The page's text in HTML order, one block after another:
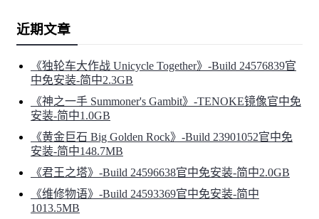
近期文章
《独轮车大作战 Unicycle Together》-Build 24576839官
中免安装-简中2.3GB
《神之一手 Summoner's Gambit》-TENOKE镜像官中免
安装-简中1.0GB
《黄金巨石 Big Golden Rock》-Build 23901052官中免
安装-简中148.7MB
《君王之塔》-Build 24596638官中免安装-简中2.0GB
《维修物语》-Build 24593369官中免安装-简中
1013.5MB